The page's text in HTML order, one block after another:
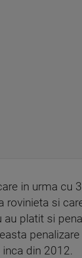
in urma cu
rovinieta si
platit si
din 2012.